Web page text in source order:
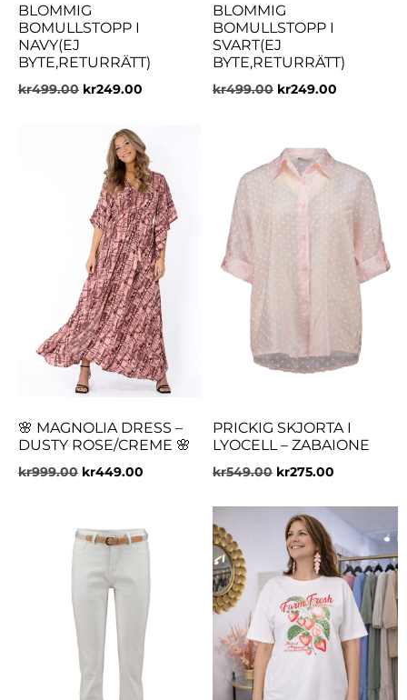
BLOMMIG
BOMULLSTOPP I
NAVY(EJ
BYTE,RETURRÄTT)
kr499.00 kr249.00
BLOMMIG
BOMULLSTOPP I
SVART(EJ
BYTE,RETURRÄTT)
kr499.00 kr249.00
🌸 MAGNOLIA DRESS –
DUSTY ROSE/CREME 🌸
kr999.00 kr449.00
PRICKIG SKJORTA I
LYOCELL – ZABAIONE
kr549.00 kr275.00